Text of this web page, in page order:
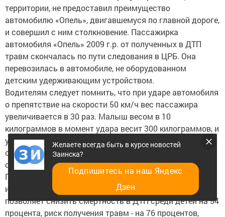
территории, не предоставил преимущество
автомобилю «Опель», двигавшемуся по главной дороге,
и совершил с ним столкновение. Пассажирка
автомобиля «Опель» 2009 г.р. от полученных в ДТП
травм скончалась по пути следования в ЦРБ. Она
перевозилась в автомобиле, не оборудованном
детским удерживающим устройством.
Водителям следует помнить, что при ударе автомобиля
о препятствие на скорости 50 км/ч вес пассажира
увеличивается в 30 раз. Малыш весом в 10
килограммов в момент удара весит 300 килограммов, и
удержать его в руках невозможно. Кроме того, нередки
случаи, когда во время ДТП взрослые давят ребенка
собственным телом.
По данным Всемирной организации здравоохранения,
использование детских удерживающих устройств
позволяет снизить смертность в ДТП среди детей на 54
процента, риск получения травм - на 76 процентов,
Желаете всегда быть в курсе новостей
Заинска?
Подпишитесь на наш Яндекс
Дзен